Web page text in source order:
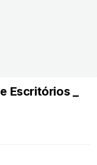
Escritórios _